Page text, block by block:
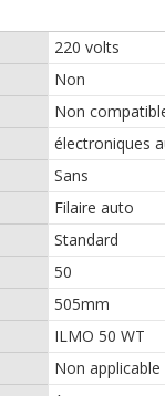
220 volts
Non
Non
électroniques
Sans
Filaire auto
Standard
50
505mm
ILMO 50 WT
Non applicable